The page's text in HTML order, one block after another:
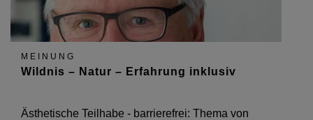
MEINUNG
Wildnis – Natur – Erfahrung inklusiv
Ästhetische Teilhabe - barrierefrei: Thema von